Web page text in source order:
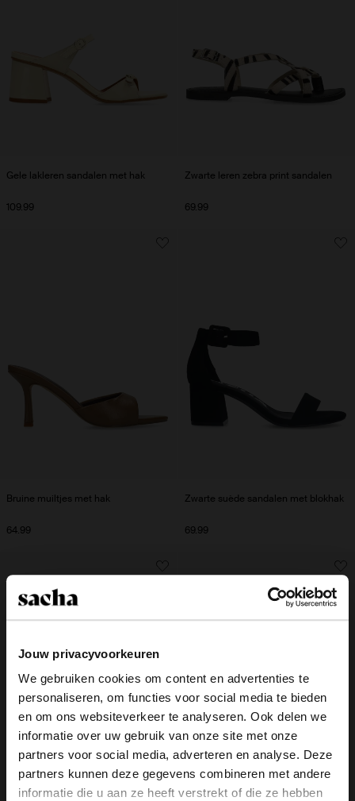
Jouw privacyvoorkeuren
We gebruiken cookies om content en advertenties te
personaliseren, om functies voor social media te bieden
en om ons websiteverkeer te analyseren. Ook delen we
informatie over uw gebruik van onze site met onze
partners voor social media, adverteren en analyse. Deze
partners kunnen deze gegevens combineren met andere
informatie die u aan ze heeft verstrekt of die ze hebben
Gele lakleren sandalen met hak
109.99
Zwarte leren zebra print sandalen
69.99
Bruine muiltjes met hak
64.99
Zwarte suède sandalen met blokhak
69.99
×
View this website in English?
It looks like your language isn't Dutch. Would
you like to switch to English?